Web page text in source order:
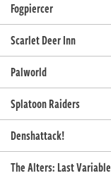
Fogpiercer
Scarlet Deer Inn
Palworld
Splatoon Raiders
Denshattack!
The Alters: Last Variable